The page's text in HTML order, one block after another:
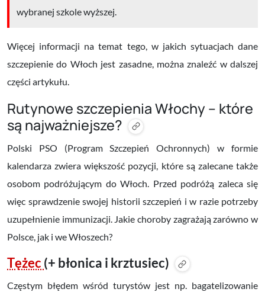
wybranej szkole wyższej.
Więcej informacji na temat tego, w jakich sytuacjach dane
szczepienie do Włoch jest zasadne, można znaleźć w dalszej
części artykułu.
Rutynowe szczepienia Włochy – które
są najważniejsze?
Polski PSO (Program Szczepień Ochronnych) w formie
kalendarza zwiera większość pozycji, które są zalecane także
osobom podróżującym do Włoch. Przed podróżą zaleca się
więc sprawdzenie swojej historii szczepień i w razie potrzeby
uzupełnienie immunizacji. Jakie choroby zagrażają zarówno w
Polsce, jak i we Włoszech?
Tężec (+ błonica i krztusiec)
Częstym błędem wśród turystów jest np. bagatelizowanie